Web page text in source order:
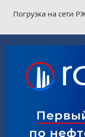
Погрузка на сети